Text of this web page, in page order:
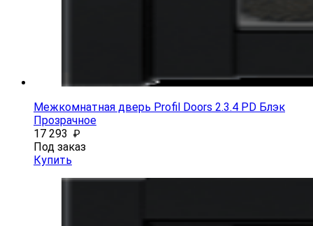
Межкомнатная дверь Profil Doors 2.3.4 PD Блэк
Прозрачное
17 293 ₽
Под заказ
Купить